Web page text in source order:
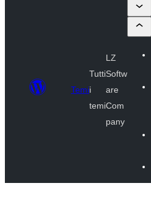
Temi
Tutti
i
temi
LZ
Softw
are
Com
pany